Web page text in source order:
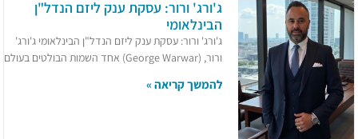
ג'ורג' ורור: עסקת ענק ליזם הנדל"ן
הבינלאומי
ג'ורג' ורור: עסקת ענק ליזם הנדל"ן הבינלאומי ג'ורג'
ורור, (George Warwar) אחד השמות הבולטים בעולם
להמשך קריאה »